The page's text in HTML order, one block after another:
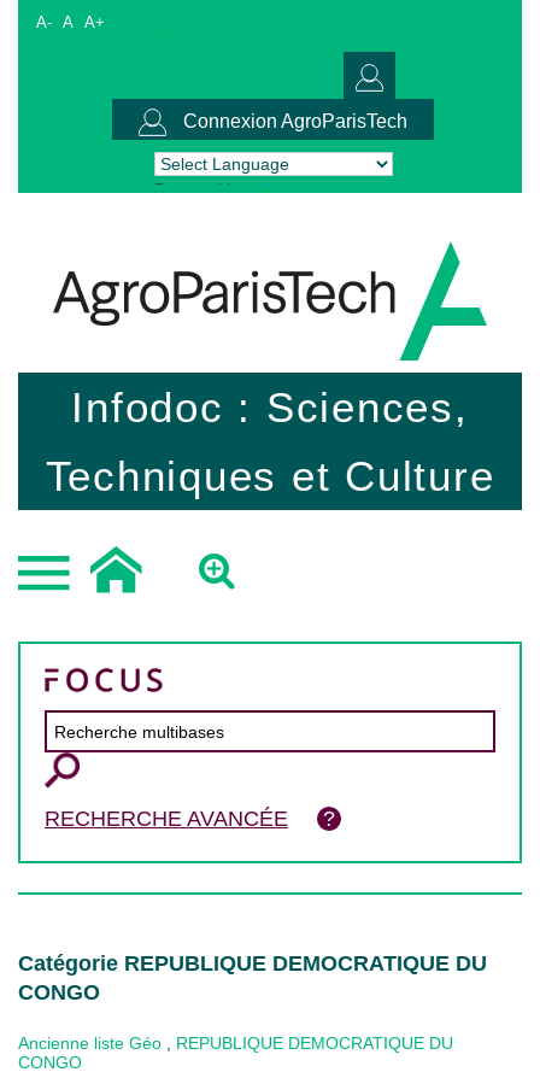
A- A A+
Connexion AgroParisTech
Powered by Translate
Infodoc : Sciences,
Techniques et Culture
RECHERCHE AVANCÉE
Catégorie REPUBLIQUE DEMOCRATIQUE DU
CONGO
Ancienne liste Géo
REPUBLIQUE DEMOCRATIQUE DU
CONGO